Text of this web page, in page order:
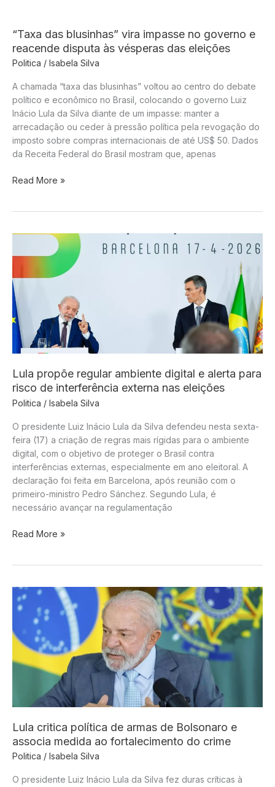
que
Reduz
Pena
de
Condenados
por
Atos
Golpistas
“Taxa das blusinhas” vira impasse no governo e
reacende disputa às vésperas das eleições
Politica / Isabela Silva
A chamada “taxa das blusinhas” voltou ao centro do debate
político e econômico no Brasil, colocando o governo Luiz
Inácio Lula da Silva diante de um impasse: manter a
arrecadação ou ceder à pressão política pela revogação do
imposto sobre compras internacionais de até US$ 50. Dados
da Receita Federal do Brasil mostram que, apenas
“Taxa
impasse
reacende
disputa
às
vésperas
das
eleições
Read More »
Lula propõe regular ambiente digital e alerta para
risco de interferência externa nas eleições
Politica / Isabela Silva
O presidente Luiz Inácio Lula da Silva defendeu nesta sexta-
feira (17) a criação de regras mais rígidas para o ambiente
digital, com o objetivo de proteger o Brasil contra
interferências externas, especialmente em ano eleitoral. A
declaração foi feita em Barcelona, após reunião com o
primeiro-ministro Pedro Sánchez. Segundo Lula, é
necessário avançar na regulamentação
Lula
digital
alerta
para
risco
interferência
eleições
Read More »
Lula critica política de armas de Bolsonaro e
associa medida ao fortalecimento do crime
Politica / Isabela Silva
O presidente Luiz Inácio Lula da Silva fez duras críticas à